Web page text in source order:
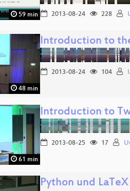
59 min 2013-08-24 228
48 min
Introduction to
2013-08-24 104
61 min
Introduction to
2013-08-25 17
Python und